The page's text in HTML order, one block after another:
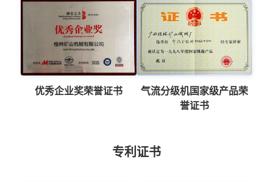
优秀企业奖荣誉证书
气流分级机国家级产品荣
誉证书
专利证书